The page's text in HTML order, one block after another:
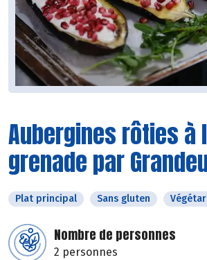
Aubergines rôties à
grenade par
Plat principal Sans gluten
Nombre de personnes
2 personnes